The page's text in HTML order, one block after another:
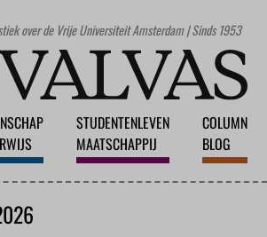
over de Vrije Universiteit Amsterdam | Sinds 1953
STUDENTENLEVEN
MAATSCHAPPIJ
COLUMN
BLOG